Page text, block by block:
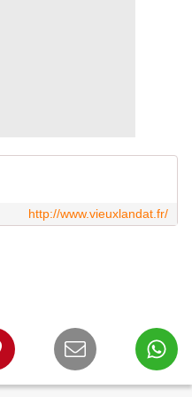
http://www.vieuxlandat.fr/